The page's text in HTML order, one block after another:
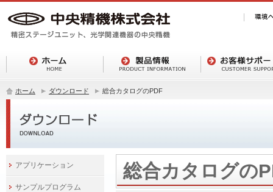
ホーム ダウンロード 総合カタログのPDF
総合カタログの
アプリケーション
サンプルプログラム